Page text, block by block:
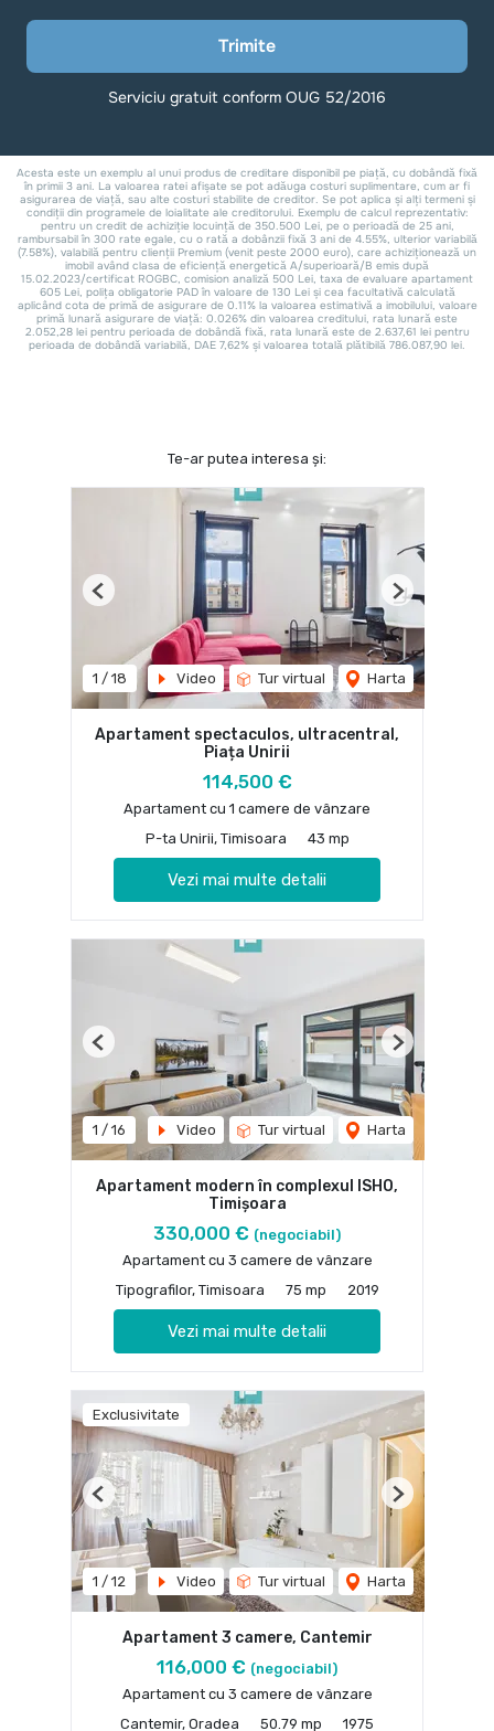
Te-ar putea interesa și:
1 / 18 Video Tur virtual Harta
Previous Next
Apartament spectaculos, ultracentral,
Piața Unirii
114,500 €
Apartament cu 1 camere de vânzare
P-ta Unirii, Timisoara
43 mp
Vezi mai multe detalii
1 / 16 Video Tur virtual Harta
Previous Next
Apartament modern în complexul ISHO,
Timișoara
330,000 € (negociabil)
Apartament cu 3 camere de vânzare
Tipografilor, Timisoara
75 mp 2019
Vezi mai multe detalii
Exclusivitate
1 / 12 Video Tur virtual Harta
Previous Next
Apartament 3 camere, Cantemir
116,000 € (negociabil)
Apartament cu 3 camere de vânzare
Cantemir, Oradea
50.79 mp 1975